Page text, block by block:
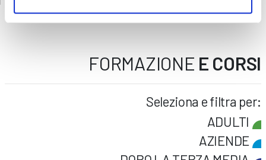
FORMAZIONE E CORSI
Seleziona e filtra per:
ADULTI
AZIENDE